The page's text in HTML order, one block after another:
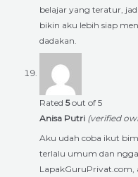
belajar yang teratur,
bikin aku lebih siap
dadakan.
Rated 5out of 5
Anisa Putri (verified
Aku udah coba ikut
terlalu umum dan
LapakGuruPrivat.com,